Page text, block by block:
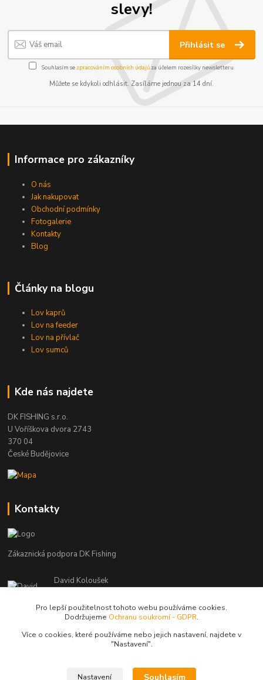
slevy!
Přihlásit se
Souhlasím se zpracováním osobních údajůza účelem rozesílky newsletteru.
Můžete se kdykoli odhlásit. Zasíláme jednou za 14 dní.
Informace pro zákazníky
O nás
Jak nakupovat
Obchodní podmínky
Fotogalerie
Kontakty
Blog
Články na blogu
Lov kaprů
Lov na feeder
Lov na přívlač
Lov sumců
Kde nás najdete
DK FISHING s.r.o.
U Voříškova dvora 2743
370 04
České Budějovice
Kontakty
Zákaznická podpora DK Fishing
David Koloušek
(Po-Pá, 7-18 hod.)
Pro lepší použitelnost tohoto webu používáme cookies.
Dodržujeme Ochranu soukromí - GDPR.
Více o cookies, které používáme nebo jejich nastavení, najdete v
"Nastavení".
Nastavení Souhlasím